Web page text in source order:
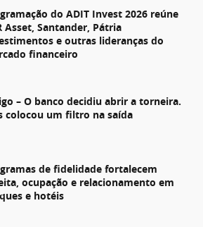
do ADIT Invest 2026 reúne
Asset, Santander, Pátria
e outras lideranças do
financeiro
– O banco decidiu abrir a torneira.
colocou um filtro na saída
de fidelidade fortalecem
ocupação e relacionamento em
e hotéis